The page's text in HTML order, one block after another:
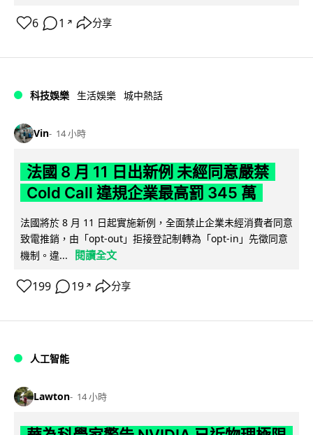
6 1 ↗ 分享
科技娛樂 生活娛樂 城中熱話
Vin 14 小時
法國 8 月 11 日出新例 未經同意嚴禁
Cold Call 違規企業最高罰 345 萬
法國將於 8 月 11 日起實施新例，全面禁止企業未經消費者同意
致電推銷，由「opt-out」拒接登記制轉為「opt-in」先徵同意
機制。違...
閱讀全文
199 19 ↗ 分享
人工智能
Lawton 14 小時